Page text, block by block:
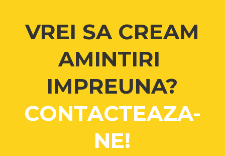
VREI SA CREAM
AMINTIRI
IMPREUNA?
CONTACTEAZA-
NE!